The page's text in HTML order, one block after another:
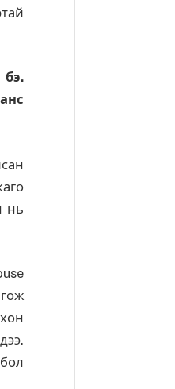
нь